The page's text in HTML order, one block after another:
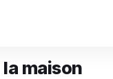
maison